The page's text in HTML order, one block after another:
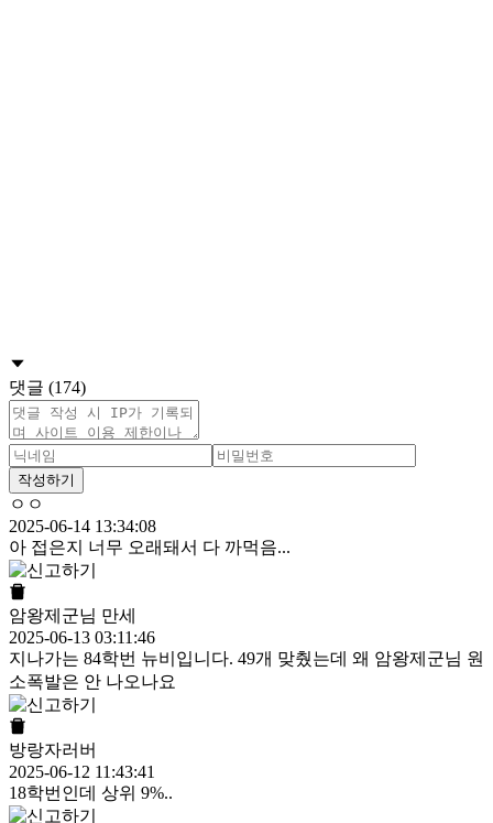
댓글 (174)
작성하기
ㅇㅇ
2025-06-14 13:34:08
아 접은지 너무 오래돼서 다 까먹음...
암왕제군님 만세
2025-06-13 03:11:46
지나가는 84학번 뉴비입니다. 49개 맞췄는데 왜 암왕제군님 원
소폭발은 안 나오나요
방랑자러버
2025-06-12 11:43:41
18학번인데 상위 9%..